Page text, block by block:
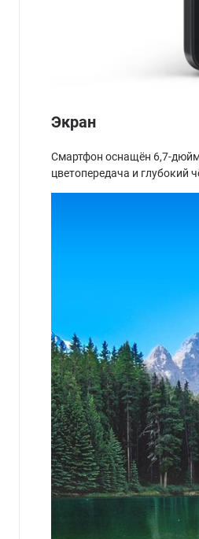
Экран
Смартфон оснащён 6,7-
цветопередача и